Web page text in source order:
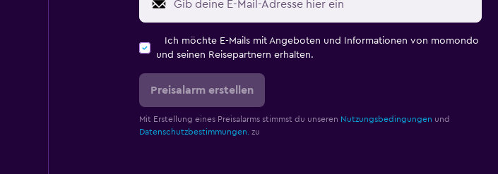
Ich möchte E-Mails mit Angeboten und Informationen von momondo
und seinen Reisepartnern erhalten.
Preisalarm erstellen
Mit Erstellung eines Preisalarms stimmst du unseren Nutzungsbedingungen und
Datenschutzbestimmungen. zu